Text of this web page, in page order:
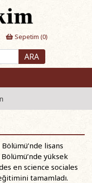
Sepetim (0)
ARA
lisans
yüksek
en science sociales
tamamladı.